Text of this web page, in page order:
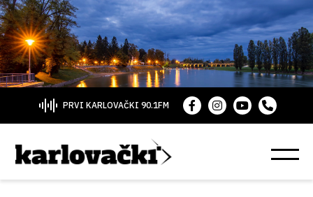
PRVI KARLOVAČKI 90.1FM